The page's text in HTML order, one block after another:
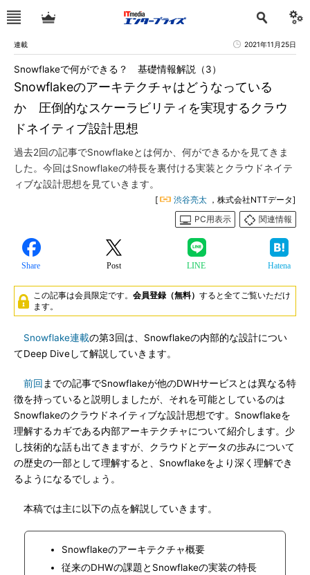
連載 2021年11月25日
Snowflakeのアーキテクチャはどうなっている
か 圧倒的なスケーラビリティを実現するクラウ
ドネイティブ設計思想
Snowflakeで何ができる？ 基礎情報解説（3）
過去2回の記事でSnowflakeとは何か、何ができるかを見てきま
した。今回はSnowflakeの特長を裏付ける実装とクラウドネイテ
ィブな設計思想を見ていきます。
[ 渋谷亮太 ，株式会社NTTデータ]
PC用表示
関連情報
Share Post LINE Hatena
この記事は会員限定です。 会員登録（無料） すると全てご覧いただけ
ます。
Snowflake連載の第3回は、Snowflakeの内部的な設計につい
てDeep Diveして解説していきます。
前回 までの記事でSnowflakeが他のDWHサービスとは異なる特
徴を持っていると説明しましたが、それを可能としているのは
Snowflakeのクラウドネイティブな設計思想です。Snowflakeを
理解するカギである内部アーキテクチャについて紹介します。少
し技術的な話も出てきますが、クラウドとデータの歩みについて
の歴史の一部として理解すると、Snowflakeをより深く理解でき
るようになるでしょう。
本稿では主に以下の点を解説していきます。
Snowflakeのアーキテクチャ概要
従来のDHWの課題とSnowflakeの実装の特長